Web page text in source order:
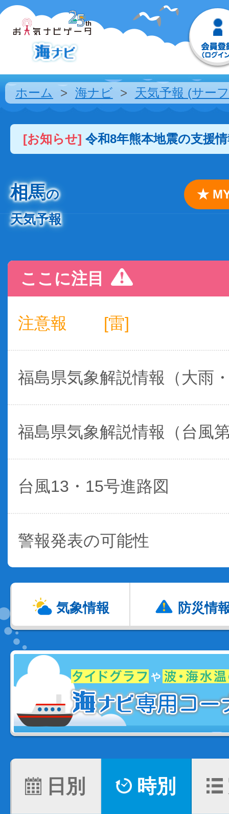
ホーム 海ナビ 天気予報 (サー
[お知らせ] 令和8年熊本地震の支援
相馬の
天気予報
★
ここに注目
注意報 [雷]
福島県気象解説情報（大雨
福島県気象解説情報（台風
台風13・15号進路図
警報発表の可能性
気象情報 防災情
日別 時別